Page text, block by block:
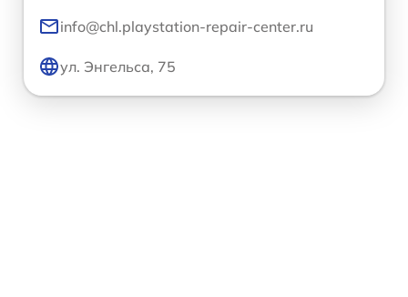
info@chl.playstation-repair-center.ru
ул. Энгельса, 75